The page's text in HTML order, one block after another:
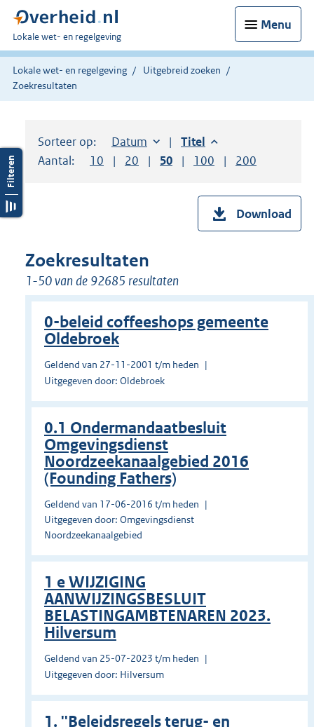
Menu
U
bent
hier:
Lokale wet- en regelgeving
Lokale wet- en regelgeving
Uitgebreid zoeken
Zoekresultaten
Sorteer op: Sorteer op:
Datum aflopendSorteer op:
Titel aflopend
Aantal:
Toon
10 resultaten per pagina
Toon
20 resultaten per pagina
Toon
50 resultaten per pagina
Toon
100 resultaten per
Toon
200
Download
Zoekresultaten
1-50 van de 92685 resultaten
0-beleid coffeeshops gemeente
Oldebroek
Geldend van 27-11-2001 t/m heden
Uitgegeven door: Oldebroek
0.1 Ondermandaatbesluit
Omgevingsdienst
Noordzeekanaalgebied 2016
(Founding Fathers)
Geldend van 17-06-2016 t/m heden
Uitgegeven door: Omgevingsdienst
Noordzeekanaalgebied
1 e WIJZIGING
AANWIJZINGSBESLUIT
BELASTINGAMBTENAREN 2023.
Hilversum
Geldend van 25-07-2023 t/m heden
Uitgegeven door: Hilversum
1. ''Beleidsregels terug- en